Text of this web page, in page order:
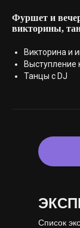
Фуршет и
викторины,
Викторина и
Выступление
Танцы с DJ
Список